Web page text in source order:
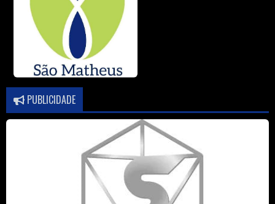
PUBLICIDADE